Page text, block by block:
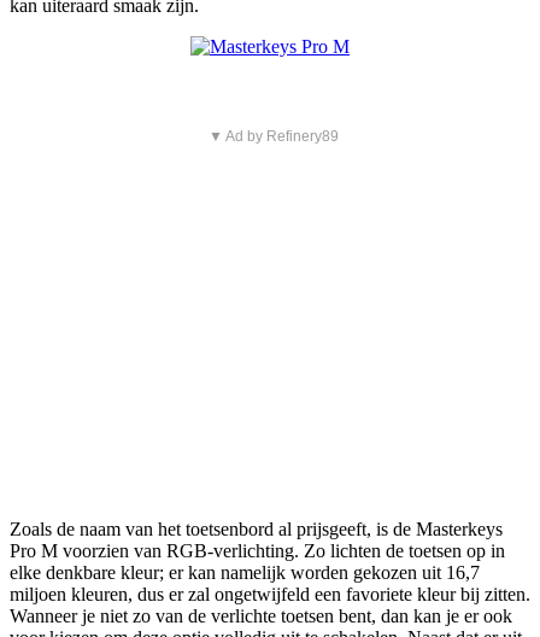
kan uiteraard smaak zijn.
▼ Ad by Refinery89
Zoals de naam van het toetsenbord al prijsgeeft, is de Masterkeys
Pro M voorzien van RGB-verlichting. Zo lichten de toetsen op in
elke denkbare kleur; er kan namelijk worden gekozen uit 16,7
miljoen kleuren, dus er zal ongetwijfeld een favoriete kleur bij zitten.
Wanneer je niet zo van de verlichte toetsen bent, dan kan je er ook